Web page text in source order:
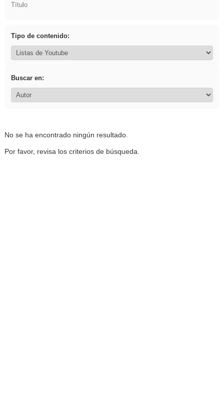
Título
Tipo de contenido:
Buscar en:
No se ha encontrado ningún resultado.
Por favor, revisa los criterios de búsqueda.